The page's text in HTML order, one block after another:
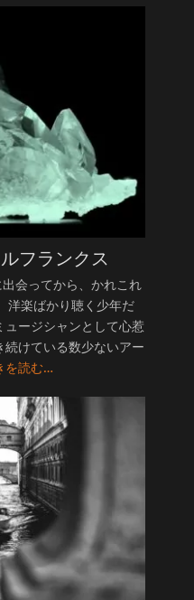
フランクス
会ってから、かれこれ
洋楽ばかり聴く少年だ
ュージシャンとして心惹
けている数少ないアー
を読む…